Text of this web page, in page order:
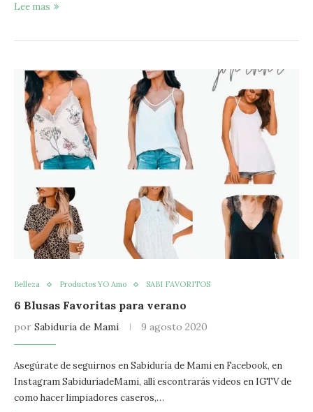
Lee mas
Belleza Productos YO Amo SABI FAVORITOS
6 Blusas Favoritas para verano
por Sabiduria de Mami 9 agosto 2020
Asegúrate de seguirnos en Sabiduría de Mami en Facebook, en
Instagram SabiduríadeMami, allí escontrarás videos en IGTV de
como hacer limpiadores caseros,…